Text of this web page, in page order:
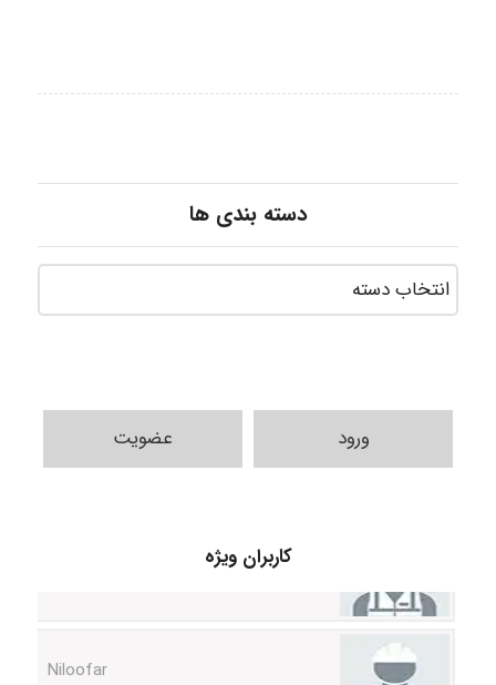
دسته بندی ها
ورود عضویت
کاربران ویژه